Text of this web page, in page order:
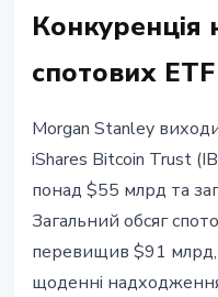
Конкуренція
спотових ETF
Morgan Stanley
iShares Bitcoin Trust
понад $55 млрд та
Загальний обсяг
перевищив $91 млрд,
щоденні